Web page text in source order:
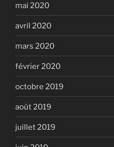
mai 2020
avril 2020
mars 2020
février 2020
octobre 2019
août 2019
juillet 2019